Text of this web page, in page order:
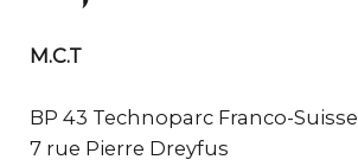
M.C.T
BP 43 Technoparc Franco-Suisse
7 rue Pierre Dreyfus